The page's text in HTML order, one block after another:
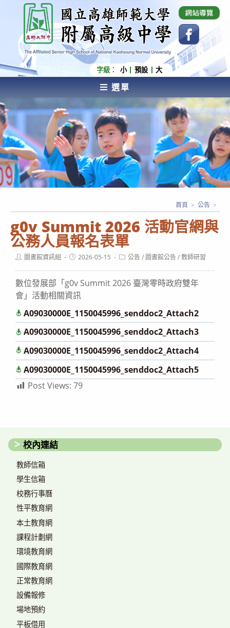
內
容
國立高雄師範大學附屬高級中學 Affiliated Senior
High School of National Kaohsiung Normal
University
字級： 小 預設 大
選單
AFFILIATED SENIOR HIGH SCHOOL OF NATIONAL
KAOHSIUNG NORMAL UNIVERSITY
g0v Summit 2026 活動官網與
公務人員報名表單
首頁 > 公告 >
Post圖書館資訊組
Post2026-05-15
Post公告/ 圖書館公告/教師研習
數位發展部「g0v Summit 2026 臺灣零時政府雙年
會」活動相關資訊
A09030000E_1150045996_senddoc2_Attach2
A09030000E_1150045996_senddoc2_Attach3
A09030000E_1150045996_senddoc2_Attach4
A09030000E_1150045996_senddoc2_Attach5
Post Views: 79
校內連結
教師信箱
學生信箱
校務行事曆
性平教育網
本土教育網
課程計劃網
環境教育網
國際教育網
正常教育網
設備報修
場地預約
平板借用